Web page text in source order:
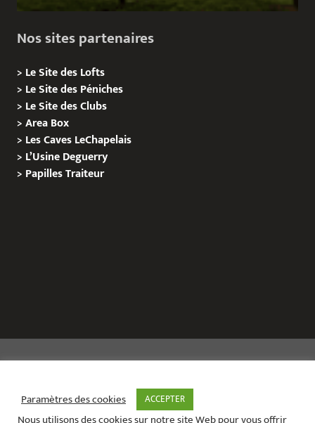
Nos sites partenaires
> Le Site des Lofts
> Le Site des Péniches
> Le Site des Clubs
>Area Box
> Les Caves LeChapelais
> L’Usine Deguerry
> PapillesTraiteur
Le site de l’évènementiel contact :01 42 71 40 79
Paramètres des cookies ACCEPTER